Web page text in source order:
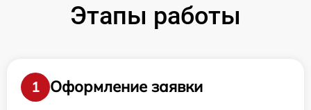
Этапы работы
1
Оформление заявки